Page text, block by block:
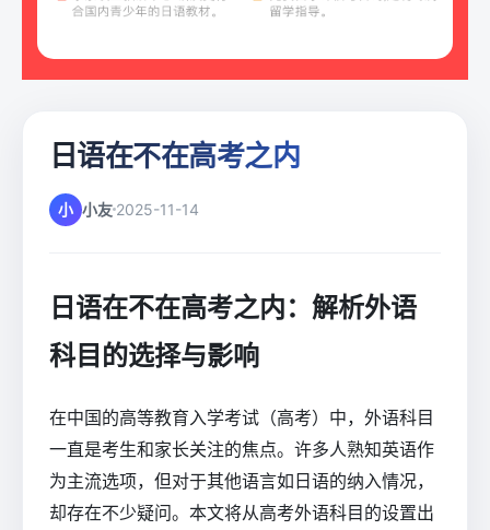
日语在不在高考之内
小 小友 2025-11-14
日语在不在高考之内：解析外语
科目的选择与影响
在中国的高等教育入学考试（高考）中，外语科目
一直是考生和家长关注的焦点。许多人熟知英语作
为主流选项，但对于其他语言如日语的纳入情况，
却存在不少疑问。本文将从高考外语科目的设置出